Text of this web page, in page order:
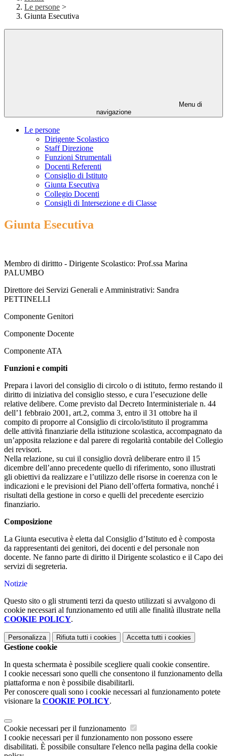
Le persone >
Giunta Esecutiva
Menu di
navigazione
Le persone
Dirigente Scolastico
Staff Direzione
Funzioni Strumentali
Docenti Referenti
Consiglio di Istituto
Giunta Esecutiva
Collegio Docenti
Consigli di Intersezione e di Classe
Giunta Esecutiva
Membro di dirittto - Dirigente Scolastico: Prof.ssa Marina
PALUMBO
Direttore dei Servizi Generali e Amministrativi: Sandra
PETTINELLI
Componente Genitori
Componente Docente
Componente ATA
Funzioni e compiti
Prepara i lavori del consiglio di circolo o di istituto, fermo restando il
diritto di iniziativa del consiglio stesso, e cura l’esecuzione delle
relative delibere. Come previsto dal Decreto Interministeriale n. 44
dell’1 febbraio 2001, art.2, comma 3, entro il 31 ottobre ha il
compito di proporre al Consiglio di circolo/istituto il programma
delle attività finanziarie della istituzione scolastica, accompagnato da
un’apposita relazione e dal parere di regolarità contabile del Collegio
dei revisori.
Nella relazione, su cui il consiglio dovrà deliberare entro il 15
dicembre dell’anno precedente quello di riferimento, sono illustrati
gli obiettivi da realizzare e l’utilizzo delle risorse in coerenza con le
indicazioni e le previsioni del Piano dell’offerta formativa, nonché i
risultati della gestione in corso e quelli del precedente esercizio
finanziario.
Composizione
La Giunta esecutiva è eletta dal Consiglio d’Istituto ed è composta
da rappresentanti dei genitori, dei docenti e del personale non
docente. Ne fanno parte di diritto il Dirigente scolastico e il Capo dei
servizi di segreteria.
Notizie
Questo sito o gli strumenti terzi da questo utilizzati si avvalgono di
cookie necessari al funzionamento ed utili alle finalità illustrate nella
COOKIE POLICY.
Personalizza Rifiuta tutti i cookies Accetta tutti i cookies
Gestione cookie
In questa schermata è possibile scegliere quali cookie consentire.
I cookie necessari sono quelli che consentono il funzionamento della
piattaforma e non è possibile disabilitarli.
Per conoscere quali sono i cookie necessari al funzionamento potete
visionare la COOKIE POLICY.
Cookie necessari per il funzionamento
I cookie necessari per il funzionamento non possono essere
disabilitati. È possibile consultare l'elenco nella pagina della cookie